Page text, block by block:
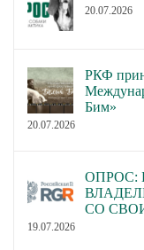
20.07.2026
РКФ
Бим»
20.07.2026
ОПРОС:
СО
19.07.2026